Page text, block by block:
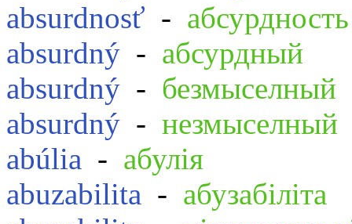
absurdnosť - абсурдность
absurdný - абсурдный
absurdný - безмыселный
absurdný - незмыселный
abúlia - абулія
abuzabilita - абузабіліта